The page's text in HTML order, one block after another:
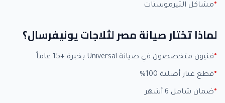
مشاكل التيرموستات
لماذا تختار صيانة مصر لثلاجات يونيفرسال؟
فنيون متخصصون في صيانة Universal بخبرة +15 عاماً
قطع غيار أصلية 100%
ضمان شامل 6 أشهر